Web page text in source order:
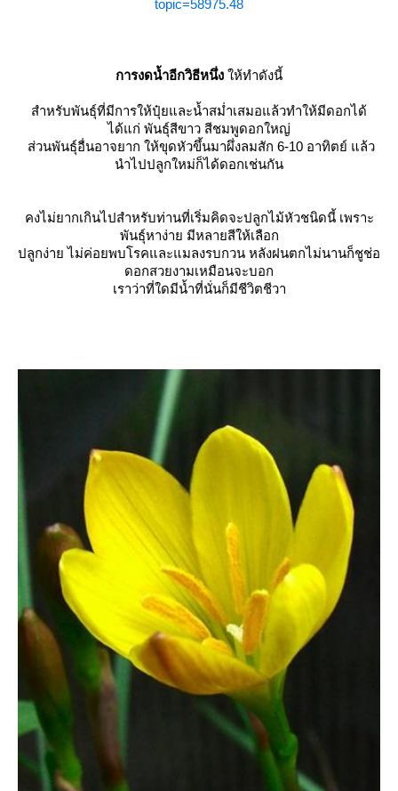
topic=58975.48
การงดน้ำอีกวิธีหนึ่ง ห้ทำดังนี้
สำหรับพันธุ์ที่มีการให้ปุ๋ยและน้ำสม่ำเสมอแล้วทำให้มีดอกได้
ได้แก่ พันธุ์สีขาว สีชมพูดอกใหญ่
ส่วนพันธุ์อื่นอาจยาก ให้ขุดหัวขึ้นมาผึ่งลมสัก 6-10 อาทิตย์ แล้ว
นำไปปลูกใหม่ก็ได้ดอกเช่นกัน
คงไม่ยากเกินไปสำหรับท่านที่เริ่มคิดจะปลูกไม้หัวชนิดนี้ เพราะ
พันธุ์หาง่าย มีหลายสีให้เลือก
ปลูกง่าย ไม่ค่อยพบโรคและแมลงรบกวน หลังฝนตกไม่นานก็ชูช่อ
ดอกสวยงามเหมือนจะบอก
เราว่าที่ใดมีน้ำที่นั่นก็มีชีวิตชีวา